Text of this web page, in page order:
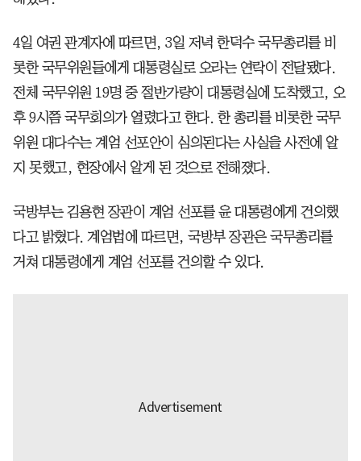
4일 여권 관계자에 따르면, 3일 저녁 한덕수 국무총리를 비
롯한 국무위원들에게 대통령실로 오라는 연락이 전달됐다.
전체 국무위원 19명 중 절반가량이 대통령실에 도착했고, 오
후 9시쯤 국무회의가 열렸다고 한다. 한 총리를 비롯한 국무
위원 대다수는 계엄 선포안이 심의된다는 사실을 사전에 알
지 못했고, 현장에서 알게 된 것으로 전해졌다.
국방부는 김용현 장관이 계엄 선포를 윤 대통령에게 건의했
다고 밝혔다. 계엄법에 따르면, 국방부 장관은 국무총리를
거쳐 대통령에게 계엄 선포를 건의할 수 있다.